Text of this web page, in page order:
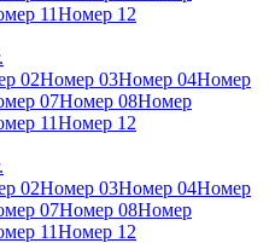
11Номер 12
02Номер 03Номер 04Номер
07Номер 08Номер
11Номер 12
02Номер 03Номер 04Номер
07Номер 08Номер
11Номер 12